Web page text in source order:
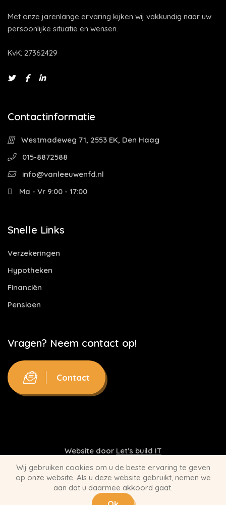
Met onze jarenlange ervaring kijken wij vakkundig naar uw
persoonlijke situatie en wensen.
KvK: 27362429
Contactinformatie
Westmadeweg 71, 2553 EK, Den Haag
015-8872588
info@vanleeuwenfd.nl
Ma - Vr 9:00 - 17:00
Snelle Links
Verzekeringen
Hypotheken
Financiën
Pensioen
Vragen? Neem contact op!
Contact
Website door Let's build IT
Disclaimer
Privacy Statement
Wij gebruiken cookies om u de beste ervaring te geven
op onze website. Als u deze website gebruikt, nemen we
aan dat u daarmee akkoord gaat.